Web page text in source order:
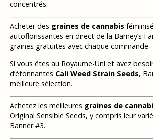
concentrés.
Acheter des graines de cannabis
autoflorissantes en direct de la Barney’s
graines gratuites avec chaque commande.
Si vous êtes au Royaume-Uni et avez
d’étonnantes Cali Weed Strain Seeds,
meilleure sélection.
Achetez les meilleures graines de
Original Sensible Seeds, y compris leur
Banner #3.